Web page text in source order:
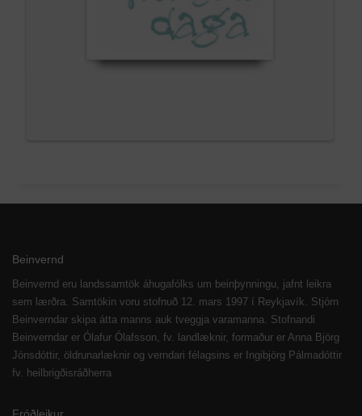
Beinvernd
Beinvernd eru landssamtök áhugafólks um beinþynningu, jafnt leikra
sem lærðra. Samtökin voru stofnuð 12. mars 1997 í Reykjavík. Stjórn
Beinverndar skipa átta manns auk tveggja varamanna. Stofnandi
Beinverndar er Ólafur Ólafsson, fv. landlæknir, formaður er Anna Björg
Jónsdóttir, öldrunarlæknir og verndari félagsins er Ingibjörg Pálmadóttir
fv. heilbrigðisráðherra